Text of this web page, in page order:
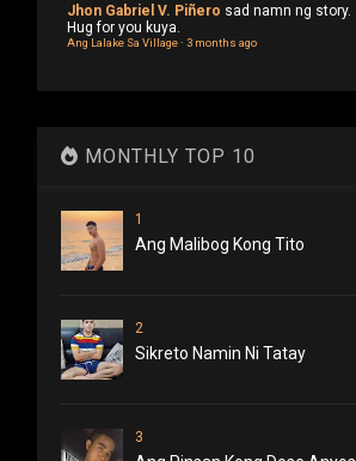
Jhon Gabriel V. Piñero sad namn ng story.
Hug for you kuya.
Ang Lalake Sa Village· 3 months ago
MONTHLY TOP 10
1
Ang Malibog Kong Tito
2
Sikreto Namin Ni Tatay
3